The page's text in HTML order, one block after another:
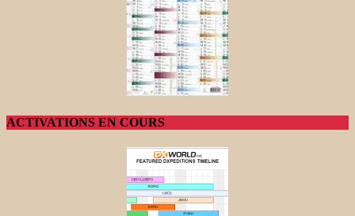
ACTIVATIONS EN COURS